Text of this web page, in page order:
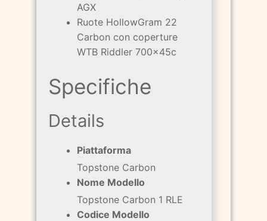
AGX
Ruote HollowGram 22
Carbon con coperture
WTB Riddler 700x45c
Specifiche
Details
Piattaforma
Topstone Carbon
Nome Modello
Topstone Carbon 1 RLE
Codice Modello